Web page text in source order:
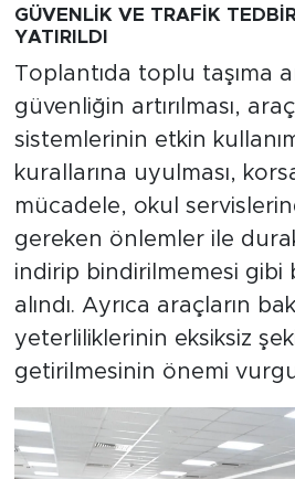
GÜVENLİK VE TRAFİK
YATIRILDI
Toplantıda toplu taşıma
güvenliğin artırılması,
sistemlerinin etkin
kurallarına uyulması,
mücadele, okul
gereken önlemler ile
indirip bindirilmemesi gibi
alındı. Ayrıca araçların
yeterliliklerinin eksiksiz
getirilmesinin önemi